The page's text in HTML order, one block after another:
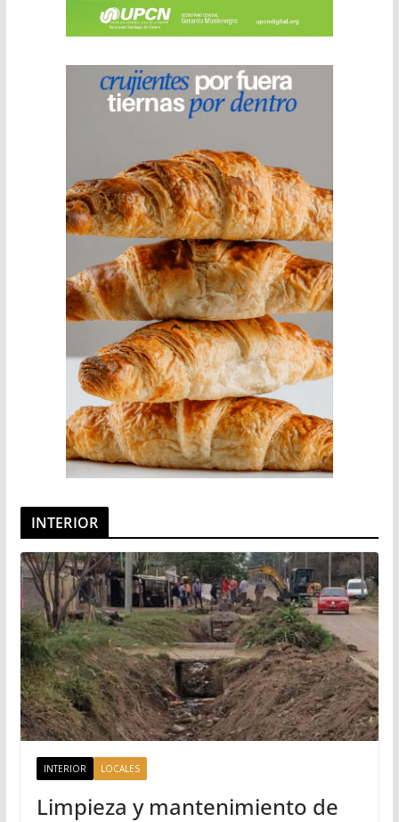
INTERIOR
INTERIOR LOCALES
Limpieza y mantenimiento de